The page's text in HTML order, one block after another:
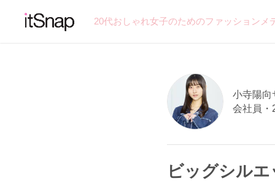
20代おしゃれ女子のためのファッション
小寺陽向
会社員・
ビッグシル